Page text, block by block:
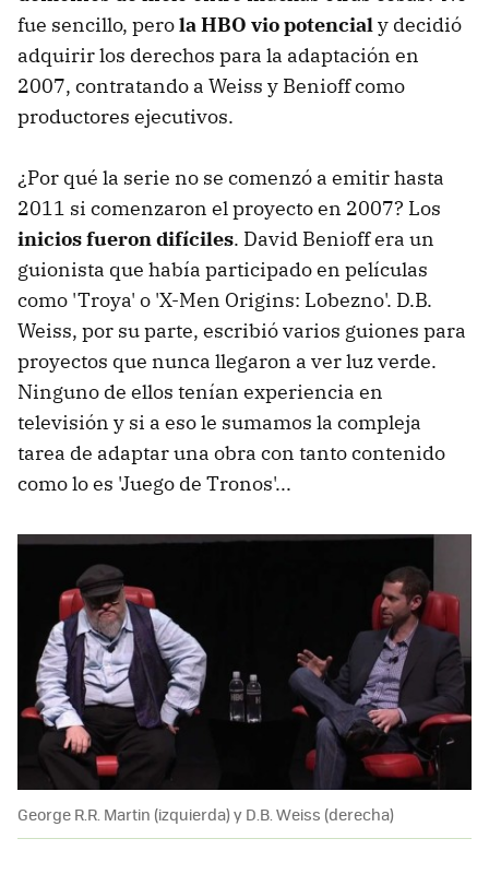
fue sencillo, perola HBO vio potencialy decidió
adquirir los derechos para la adaptación en
2007, contratando a Weiss y Benioff como
productores ejecutivos.
¿Por qué la serie no se comenzó a emitir hasta
2011 si comenzaron el proyecto en 2007? Los
inicios fueron difíciles. David Benioff era un
guionista que había participado en películas
como 'Troya' o 'X-Men Origins: Lobezno'. D.B.
Weiss, por su parte, escribió varios guiones para
proyectos que nunca llegaron a ver luz verde.
Ninguno de ellos tenían experiencia en
televisión y si a eso le sumamos la compleja
tarea de adaptar una obra con tanto contenido
como lo es 'Juego de Tronos'...
George R.R. Martin (izquierda) y D.B. Weiss (derecha)